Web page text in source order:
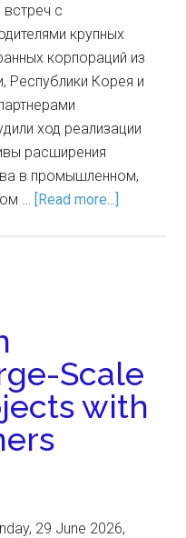
с
крупных
корпораций из
Республики Корея и
ход реализации
расширения
в промышленном,
… [Read more...]
Scale
with
29 June 2026,